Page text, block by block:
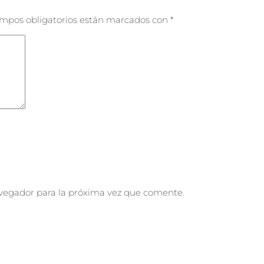
obligatorios están marcados con *
para la próxima vez que comente.